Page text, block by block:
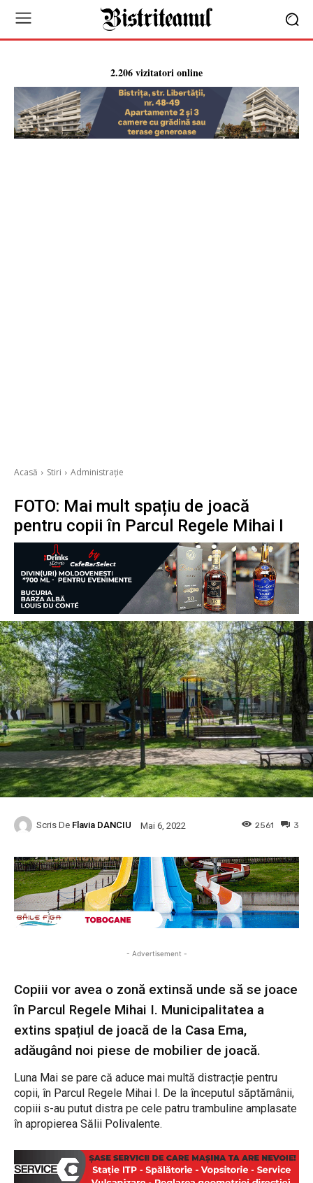
2.206 vizitatori online
Acasă Stiri Administrație
FOTO: Mai mult spațiu de joacă
pentru copii în Parcul Regele Mihai I
Scris De Flavia DANCIU Mai 6, 2022 3
2561
- Advertisement -
Copiii vor avea o zonă extinsă unde să se joace
în Parcul Regele Mihai I. Municipalitatea a
extins spațiul de joacă de la Casa Ema,
adăugând noi piese de mobilier de joacă.
Luna Mai se pare că aduce mai multă distracție pentru
copii, în Parcul Regele Mihai I. De la începutul săptămânii,
copiii s-au putut distra pe cele patru trambuline amplasate
în apropierea Sălii Polivalente.